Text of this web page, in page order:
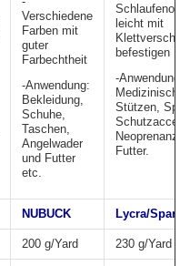
Verschiedene
Farben mit
guter
Farbechtheit
-Anwendung:
Bekleidung,
Schuhe,
Taschen,
Angelwader
und Futter
etc.
leicht mit
befestigen
-Anwendung:
Medizinische
Stützen,
Futter.
NUBUCK Lycra/
200 g/Yard 230 g/Yard